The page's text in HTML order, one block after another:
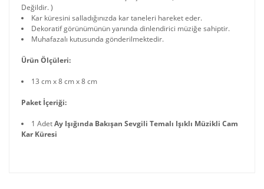
Değildir. )
Kar küresini salladığınızda kar taneleri hareket eder.
Dekoratif görünümünün yanında dinlendirici müziğe sahiptir.
Muhafazalı kutusunda gönderilmektedir.
Ürün Ölçüleri:
13 cm x 8 cm x 8 cm
Paket İçeriği:
1 AdetAy Işığında Bakışan Sevgili Temalı Işıklı Müzikli Cam
Kar Küresi